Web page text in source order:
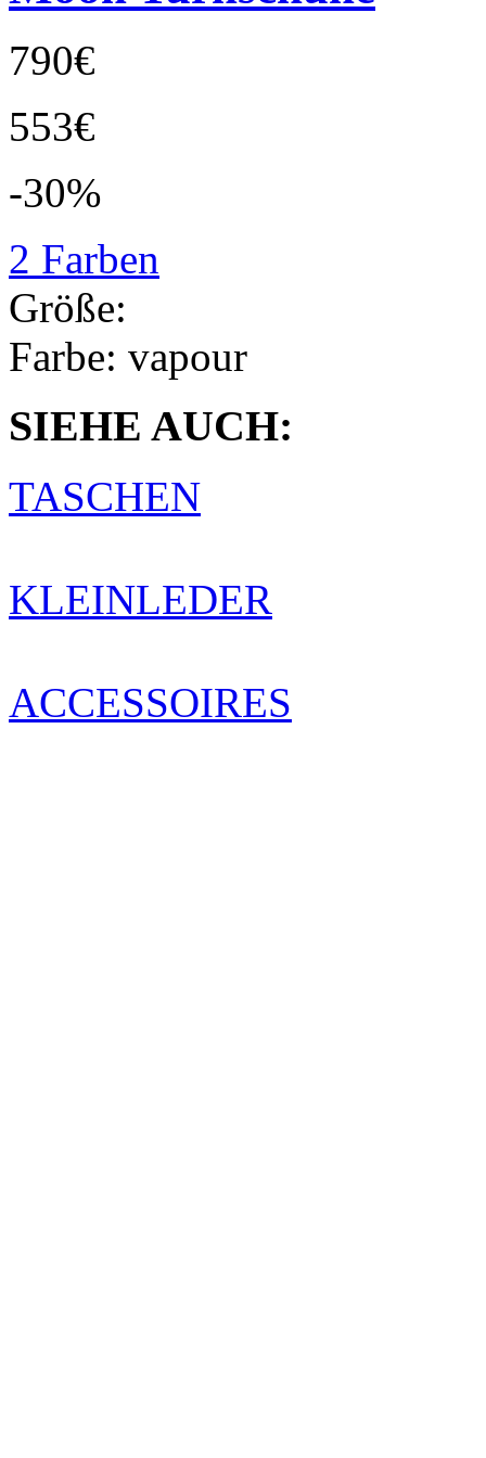
790€
553€
-30%
2 Farben
Größe:
Farbe: vapour
SIEHE AUCH:
TASCHEN
KLEINLEDER
ACCESSOIRES